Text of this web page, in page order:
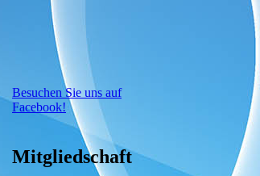
Besuchen Sie uns auf
Facebook!
Mitgliedschaft